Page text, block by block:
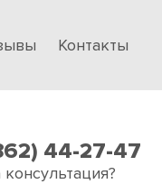
Контакты
44-27-47